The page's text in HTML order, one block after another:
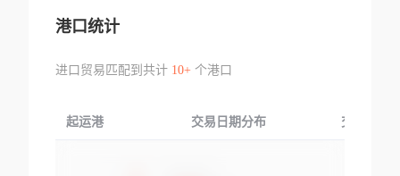
港口统计
进口贸易匹配到共计 10+个港口
起运港 交易日期分布 交易产品